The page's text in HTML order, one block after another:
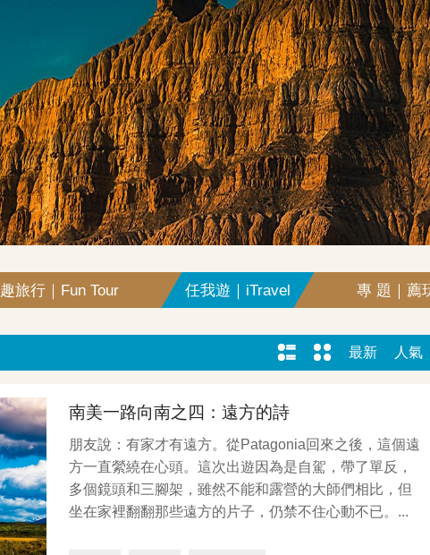
趣旅行｜Fun Tour 任我遊｜iTravel 專 題｜薦
最新 人氣
南美一路向南之四：遠方的詩
朋友說：有家才有遠方。從Patagonia回來之後，這個遠
方一直縈繞在心頭。這次出遊因為是自駕，帶了單反，
多個鏡頭和三腳架，雖然不能和露營的大師們相比，但
坐在家裡翻翻那些遠方的片子，仍禁不住心動不已。...